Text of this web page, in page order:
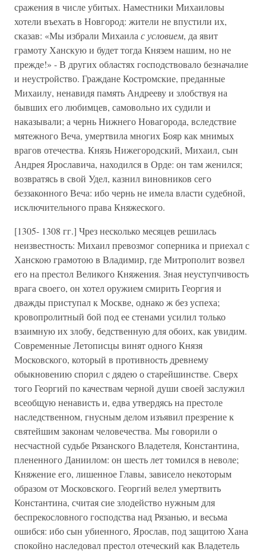
сражения в числе убитых. Наместники Михаиловы
хотели въехать в Новгород: жители не впустили их,
сказав: «Мы избрали Михаила с условием, да явит
грамоту Ханскую и будет тогда Князем нашим, но не
прежде!» - В других областях господствовало безначалие
и неустройство. Граждане Костромские, преданные
Михаилу, ненавидя память Андрееву и злобствуя на
бывших его любимцев, самовольно их судили и
наказывали; а чернь Нижнего Новагорода, вследствие
мятежного Веча, умертвила многих Бояр как мнимых
врагов отечества. Князь Нижегородский, Михаил, сын
Андрея Ярославича, находился в Орде: он там женился;
возвратясь в свой Удел, казнил виновников сего
беззаконного Веча: ибо чернь не имела власти судебной,
исключительного права Княжеского.
[1305- 1308 гг.] Чрез несколько месяцев решилась
неизвестность: Михаил превозмог соперника и приехал с
Ханскою грамотою в Владимир, где Митрополит возвел
его на престол Великого Княжения. Зная неуступчивость
врага своего, он хотел оружием смирить Георгия и
дважды приступал к Москве, однако ж без успеха;
кровопролитный бой под ее стенами усилил только
взаимную их злобу, бедственную для обоих, как увидим.
Современные Летописцы винят одного Князя
Московского, который в противность древнему
обыкновению спорил с дядею о старейшинстве. Сверх
того Георгий по качествам черной души своей заслужил
всеобщую ненависть и, едва утвердясь на престоле
наследственном, гнусным делом изъявил презрение к
святейшим законам человечества. Мы говорили о
несчастной судьбе Рязанского Владетеля, Константина,
плененного Даниилом: он шесть лет томился в неволе;
Княжение его, лишенное Главы, зависело некоторым
образом от Московского. Георгий велел умертвить
Константина, считая сие злодейство нужным для
беспрекословного господства над Рязанью, и весьма
ошибся: ибо сын убиенного, Ярослав, под защитою Хана
спокойно наследовал престол отеческий как Владетель